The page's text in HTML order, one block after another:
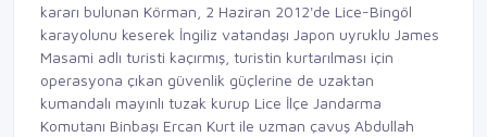
kararı bulunan Körman, 2 Haziran 2012'de Lice-Bingöl
karayolunu keserek İngiliz vatandaşı Japon uyruklu James
Masami adlı turisti kaçırmış, turistin kurtarılması için
operasyona çıkan güvenlik güçlerine de uzaktan
kumandalı mayınlı tuzak kurup Lice İlçe Jandarma
Komutanı Binbaşı Ercan Kurt ile uzman çavuş Abdullah